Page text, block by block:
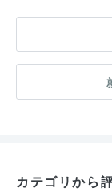
カテゴリから